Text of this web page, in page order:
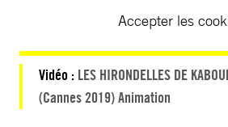
Accepter les
Vidéo : LES HIRONDELLES DE
(Cannes 2019) Animation